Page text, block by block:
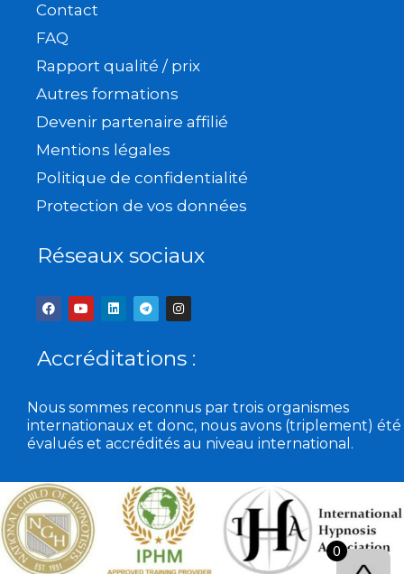
Contact
FAQ
Rapport qualité / prix
Autres formations
Devenir partenaire affilié
Mentions légales
Politique de confidentialité
Protection de vos données
Réseaux sociaux
F
a
c
b
o
Y
o
u
u
b
L
i
e
d
T
e
l
g
r
I
n
s
a
g
m
Accréditations :
Nous sommes reconnus par trois organismes
internationaux et donc, nous avons (triplement) été
évalués et accrédités au niveau international.
0